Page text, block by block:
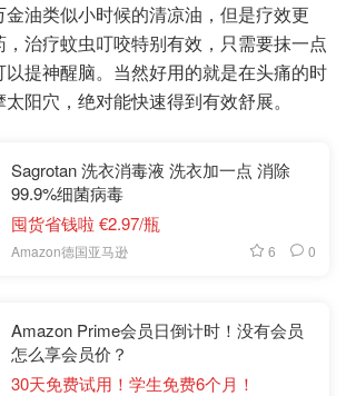
金油类似小时候的清凉油，但是疗效更
治疗蚊虫叮咬特别有效，只需要抹一点
以提神醒脑。当然好用的就是在头痛的时
阳穴，绝对能快速得到有效舒展。
Sagrotan 洗衣消毒液 洗衣加一点 消除
99.9%细菌病毒
囤货省钱啦 €2.97/瓶
Amazon德国亚马逊 6 0
Amazon Prime会员日倒计时！没有会员
怎么享会员价？
30天免费试用！学生免费6个月！